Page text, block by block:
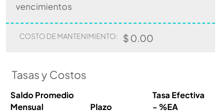
vencimientos
COSTO DE MANTENIMIENTO: $ 0.00
Tasas y Costos
Saldo Promedio
Mensual
Plazo
Tasa Efectiva
- %EA